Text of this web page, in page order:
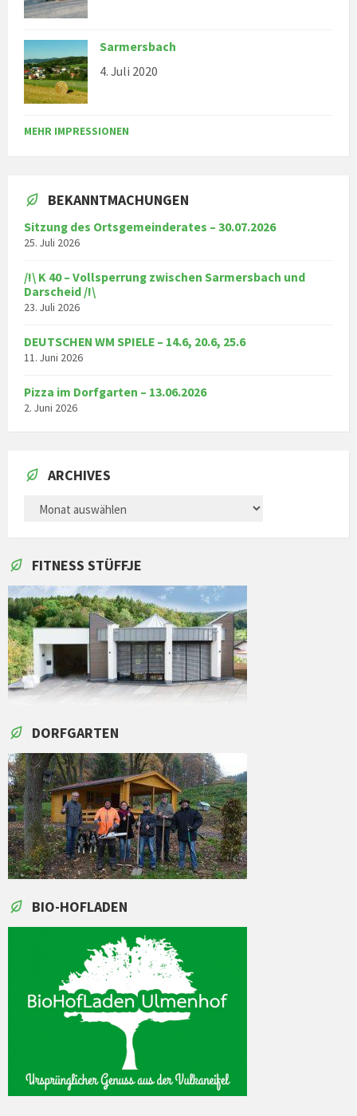
Sarmersbach
4. Juli 2020
MEHR IMPRESSIONEN
BEKANNTMACHUNGEN
Sitzung des Ortsgemeinderates – 30.07.2026
25. Juli 2026
/!\ K 40 – Vollsperrung zwischen Sarmersbach und
Darscheid /!\
23. Juli 2026
DEUTSCHEN WM SPIELE – 14.6, 20.6, 25.6
11. Juni 2026
Pizza im Dorfgarten – 13.06.2026
2. Juni 2026
ARCHIVES
ARCHIVES
FITNESS STÜFFJE
DORFGARTEN
BIO-HOFLADEN